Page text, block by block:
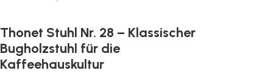
Thonet Stuhl Nr. 28 – Klassischer
Bugholzstuhl für die
Kaffeehauskultur